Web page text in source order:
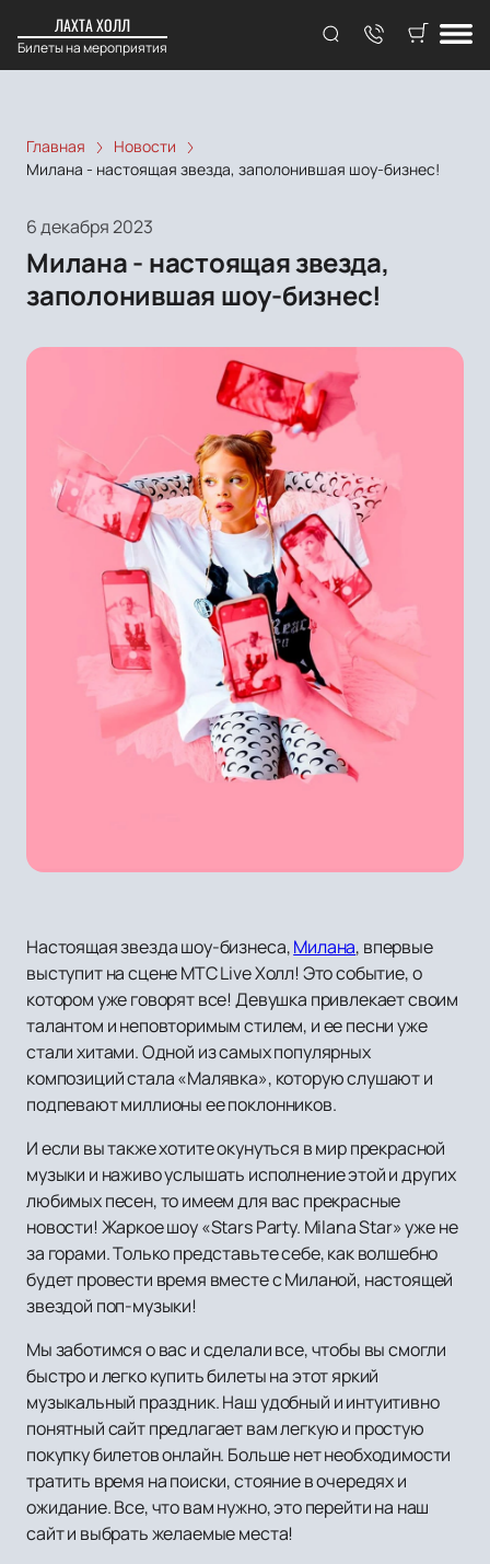
ЛАХТА ХОЛЛ
Билеты на мероприятия
Главная
Новости
Милана - настоящая звезда, заполонившая шоу-бизнес!
6 декабря 2023
Милана - настоящая звезда,
заполонившая шоу-бизнес!
Настоящая звезда шоу-бизнеса,Милана, впервые
выступит на сцене МТС Live Холл! Это событие, о
котором уже говорят все! Девушка привлекает своим
талантом и неповторимым стилем, и ее песни уже
стали хитами. Одной из самых популярных
композиций стала «Малявка», которую слушают и
подпевают миллионы ее поклонников.
И если вы также хотите окунуться в мир прекрасной
музыки и наживо услышать исполнение этой и других
любимых песен, то имеем для вас прекрасные
новости! Жаркое шоу «Stars Party. Milana Star» уже не
за горами. Только представьте себе, как волшебно
будет провести время вместе с Миланой, настоящей
звездой поп-музыки!
Мы заботимся о вас и сделали все, чтобы вы смогли
быстро и легко купить билеты на этот яркий
музыкальный праздник. Наш удобный и интуитивно
понятный сайт предлагает вам легкую и простую
покупку билетов онлайн. Больше нет необходимости
тратить время на поиски, стояние в очередях и
ожидание. Все, что вам нужно, это перейти на наш
сайт и выбрать желаемые места!